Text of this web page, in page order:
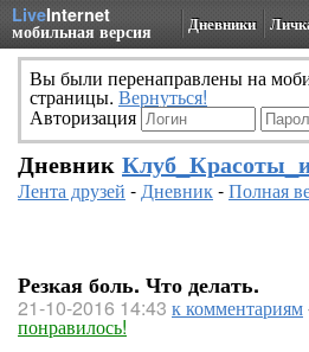
LiveInternet
мобильная версия Дневники
Вы были перенаправлены на
страницы. Вернуться!
Авторизация
Дневник
Лента друзей -Дневник-Полная
Резкая боль. Что делать.
21-10-2016 14:43 к комментариям
понравилось!